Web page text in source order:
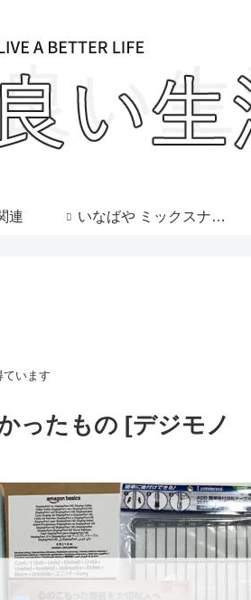
連 いなばや ミックスナッツ
ています
ったもの [デジモノ